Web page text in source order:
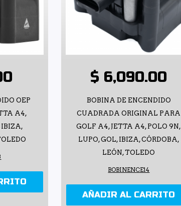
OEP
A4,
IBIZA,
$ 6,090.00
BOBINA DE ENCENDIDO
CUADRADA ORIGINAL PARA
GOLF A4, JETTA A4, POLO 9N,
LUPO, GOL, IBIZA, CÓRDOBA,
LEÓN, TOLEDO
BOBINENCE14
AÑADIR AL CARRITO